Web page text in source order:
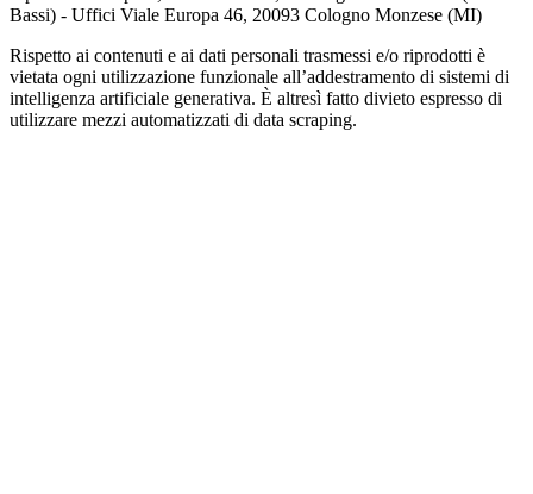
Bassi) - Uffici Viale Europa 46, 20093 Cologno Monzese (MI)
Rispetto ai contenuti e ai dati personali trasmessi e/o riprodotti è
vietata ogni utilizzazione funzionale all’addestramento di sistemi di
intelligenza artificiale generativa. È altresì fatto divieto espresso di
utilizzare mezzi automatizzati di data scraping.